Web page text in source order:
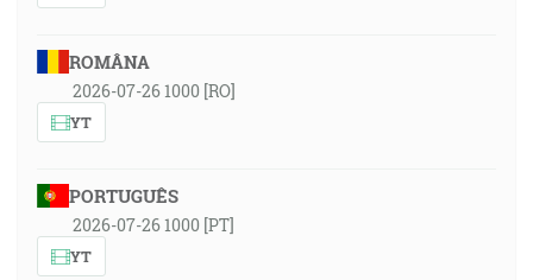
ROMÂNA
2026-07-26 1000 [RO]
YT
PORTUGUÊS
2026-07-26 1000 [PT]
YT